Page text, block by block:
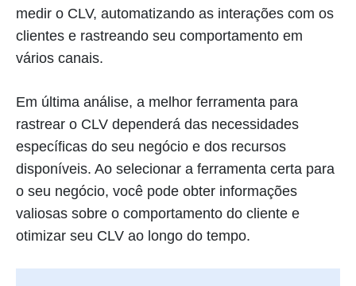
medir o CLV, automatizando as interações com os
clientes e rastreando seu comportamento em
vários canais.
Em última análise, a melhor ferramenta para
rastrear o CLV dependerá das necessidades
específicas do seu negócio e dos recursos
disponíveis. Ao selecionar a ferramenta certa para
o seu negócio, você pode obter informações
valiosas sobre o comportamento do cliente e
otimizar seu CLV ao longo do tempo.